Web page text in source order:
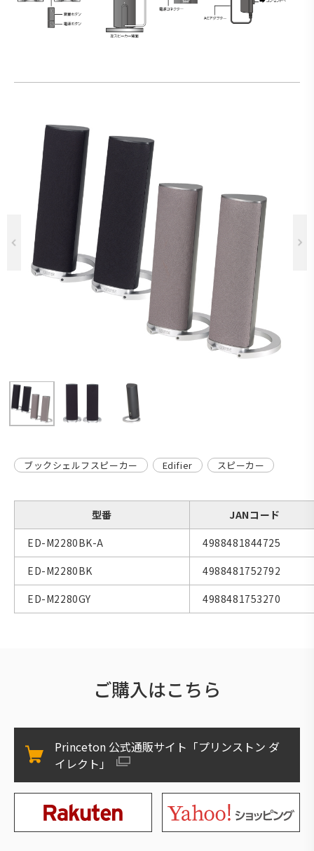
Previous
ブックシェルフスピーカー Edifier スピーカー
型番
JANコード
ED-M2280BK-A
4988481844725
ED-M2280BK
4988481752792
ED-M2280GY
4988481753270
ご購入はこちら
Princeton 公式通販サイト「プリンストン ダ
イレクト」